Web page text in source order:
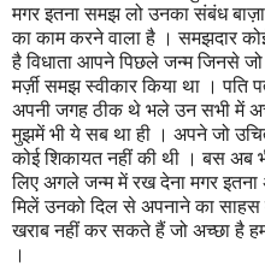
मगर इतना समझ लो उनका संबंध
का काम करने वाला है । समझदार
है विधाता आपने पिछले जन्म जिनसे
मर्ज़ी समझ स्वीकार किया था । पति
अपनी जगह ठीक थे भले उन सभी में
मुझमें भी ये सब था ही । अपने जो
कोई शिकायत नहीं की थी । बस अब
लिए अगले जन्म में रख देना मगर
मिलें उनको दिल से अपनाने का
खराब नहीं कर सकते हैं जो अच्छा है
।